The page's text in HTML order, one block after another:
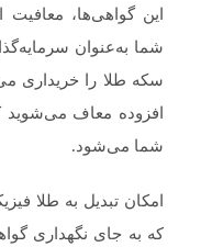
این گواهی‌ها،
شما به‌عنوان
سکه طلا را خریداری
افزوده معاف می‌شوید
شما می‌شود.
امکان تبدیل به طلا
که به جای نگهداری